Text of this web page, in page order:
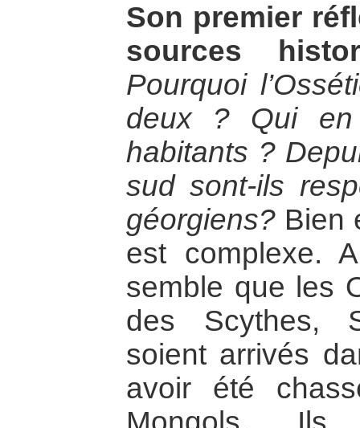
Son premier
sources
Pourquoi
deux ? Qui en
habitants ?
sud sont-ils
géorgiens? Bien
est complexe.
semble que les
des Scythes,
soient arrivés
avoir été